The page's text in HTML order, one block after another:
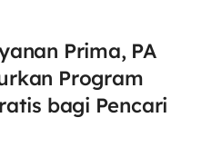
Prima, PA
Program
bagi Pencari